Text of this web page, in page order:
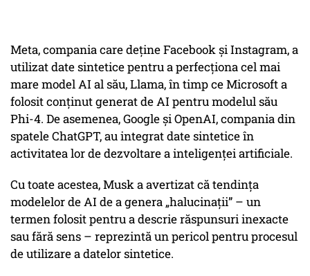
Meta, compania care deține Facebook și Instagram, a
utilizat date sintetice pentru a perfecționa cel mai
mare model AI al său, Llama, în timp ce Microsoft a
folosit conținut generat de AI pentru modelul său
Phi-4. De asemenea, Google și OpenAI, compania din
spatele ChatGPT, au integrat date sintetice în
activitatea lor de dezvoltare a inteligenței artificiale.
Cu toate acestea, Musk a avertizat că tendința
modelelor de AI de a genera „halucinații” – un
termen folosit pentru a descrie răspunsuri inexacte
sau fără sens – reprezintă un pericol pentru procesul
de utilizare a datelor sintetice.